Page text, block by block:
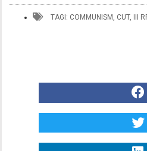
TAGI: COMMUNISM , CUT, III